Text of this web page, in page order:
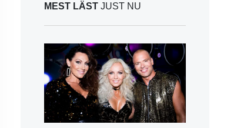
MEST LÄST JUST NU